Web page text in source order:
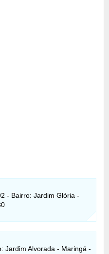
- Bairro: Jardim Glória -
Jardim Alvorada - Maringá -